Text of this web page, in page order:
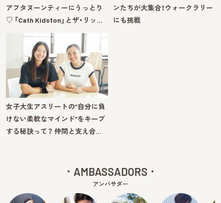
アフタヌーンティーにうっとり
♡ 「Cath Kidston」とザ・リッ…
ンたちが大集合！ウォークラリー
にも挑戦
女子大生アスリートの“自分に負
けない柔軟なマインド”をキープ
する秘訣って？ 仲間と支え合…
AMBASSADORS
アンバサダー